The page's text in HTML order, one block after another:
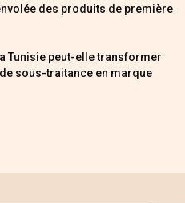
des produits de première
Tunisie peut-elle transformer
sous-traitance en marque